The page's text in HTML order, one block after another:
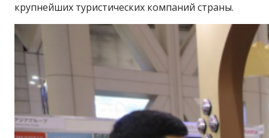
крупнейших туристических компаний страны.